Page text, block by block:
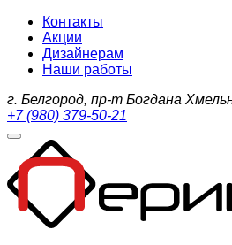
Контакты
Акции
Дизайнерам
Наши работы
г. Белгород, пр-т Богдана
+7 (980) 379-50-21